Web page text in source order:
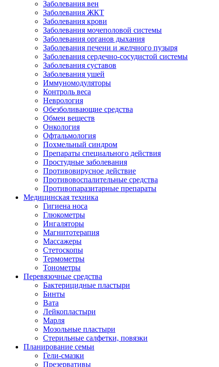
Заболевания вен
Заболевания ЖКТ
Заболевания крови
Заболевания мочеполовой системы
Заболевания органов дыхания
Заболевания печени и желчного пузыря
Заболевания сердечно-сосудистой системы
Заболевания суставов
Заболевания ушей
Иммуномодуляторы
Контроль веса
Неврология
Обезболивающие средства
Обмен веществ
Онкология
Офтальмология
Похмельный синдром
Препараты специального действия
Простудные заболевания
Противовирусное действие
Противовоспалительные средства
Противопаразитарные препараты
Медицинская техника
Гигиена носа
Глюкометры
Ингаляторы
Магнитотерапия
Массажеры
Стетоскопы
Термометры
Тонометры
Перевязочные средства
Бактерицидные пластыри
Бинты
Вата
Лейкопластыри
Марля
Мозольные пластыри
Стерильные салфетки, повязки
Планирование семьи
Гели-смазки
Презервативы